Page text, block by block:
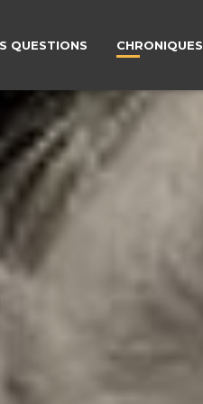
QUESTIONS CHRONIQUES